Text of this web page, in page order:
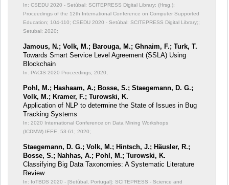
In: CSEDU 2020 - Setúbal: SCITEPRESS Digital Library; (Hrsg.):
Proceedings of the 12th International Conference on Computer Supported
Education; 104-110; CSEDU 2020 - Setúbal: SCITEPRESS Digital Library;;
Setubal; 2020;
Jamous, N.; Volk, M.; Barouga, M.; Ghnaim, F.; Turk, T.
Towards Smart Service Level Agreement (SSLA) Using
Blockchain
In: PACIS 2020 Proceedings; 2020;
Pohl, M.; Hashaam, A.; Bosse, S.; Staegemann, D. G.;
Volk, M.; Kramer, F.; Turowski, K.
Application of NLP to determine the State of Issues in Bug
Tracking Systems
In: 2020 International Conference on Data Mining Workshops
(ICDMW).IEEE; 53-61; 2020;
Staegemann, D. G.; Volk, M.; Hintsch, J.; Häusler, R.;
Bosse, S.; Nahhas, A.; Pohl, M.; Turowski, K.
Classifying Big Data Taxonomies: A Systematic Literature
Review
In: IoTBDS 2020 - [Setúbal, Portugal]: SCITEPRESS - Science and